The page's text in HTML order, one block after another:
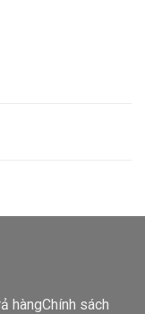
hàngChính sách